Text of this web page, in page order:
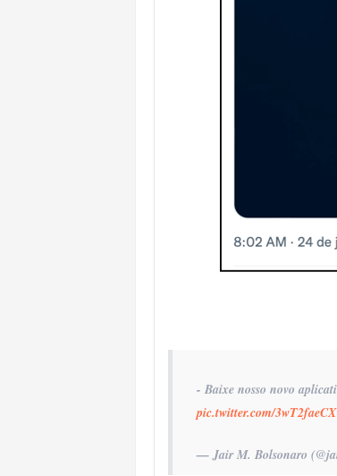
- Baixe nosso novo
pic.twitter.com/
— Jair M. Bolsonaro